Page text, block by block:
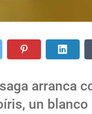
arranca
un blanco